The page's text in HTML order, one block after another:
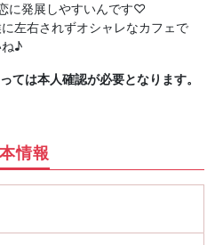
に発展しやすいんです♡
左右されずオシャレなカフェで
ね♪
ては本人確認が必要となります。
情報